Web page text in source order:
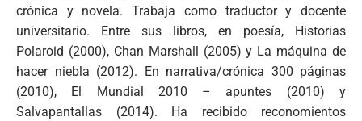
crónica y novela. Trabaja como traductor y docente
universitario. Entre sus libros, en poesía, Historias
Polaroid (2000), Chan Marshall (2005) y La máquina de
hacer niebla (2012). En narrativa/crónica 300 páginas
(2010), El Mundial 2010 – apuntes (2010) y
Salvapantallas (2014). Ha recibido reconomientos